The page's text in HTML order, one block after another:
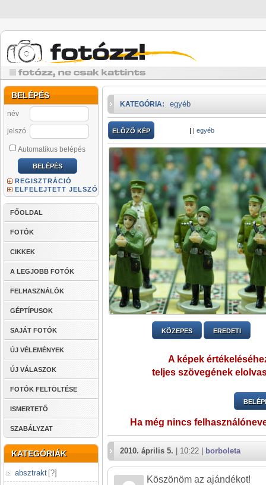
BELÉPÉS
név
jelszó
Automatikus belépés
REGISZTRÁCIÓ
ELFELEJTETT JELSZÓ
FŐOLDAL
FOTÓK
CIKKEK
A LEGJOBB FOTÓK
FELHASZNÁLÓK
GÉPTÍPUSOK
SAJÁT FOTÓK
ÚJ VÉLEMÉNYEK
ÚJ VÁLASZOK
FOTÓK FELTÖLTÉSE
ISMERTETŐ
SZABÁLYZAT
KATEGÓRIÁK
absztrakt [?]
KATEGÓRIA: egyéb
ELŐZŐ KÉP | | egyéb
KÖZEPES EREDETI
A képek
teljes szövegének
Ha még nincs
2010. április 5. | 10:22 | borboleta
Köszönöm az ajándékot!